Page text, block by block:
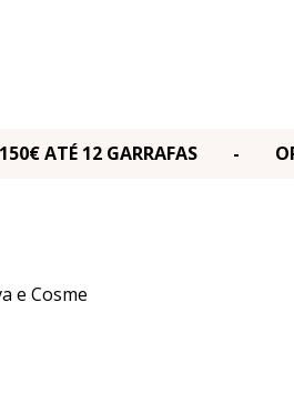
150€ ATÉ 12 GARRAFAS -